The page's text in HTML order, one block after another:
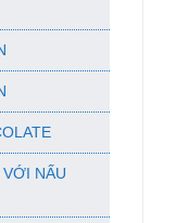
VỚI NẤU